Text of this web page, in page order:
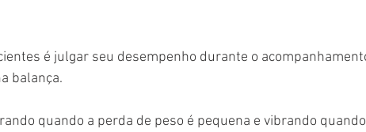
é julgar seu desempenho durante o
balança.
quando a perda de peso é pequena e vibrando